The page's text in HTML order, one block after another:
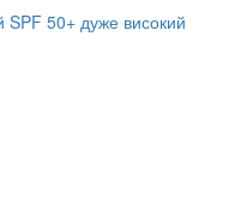
50+ дуже високий